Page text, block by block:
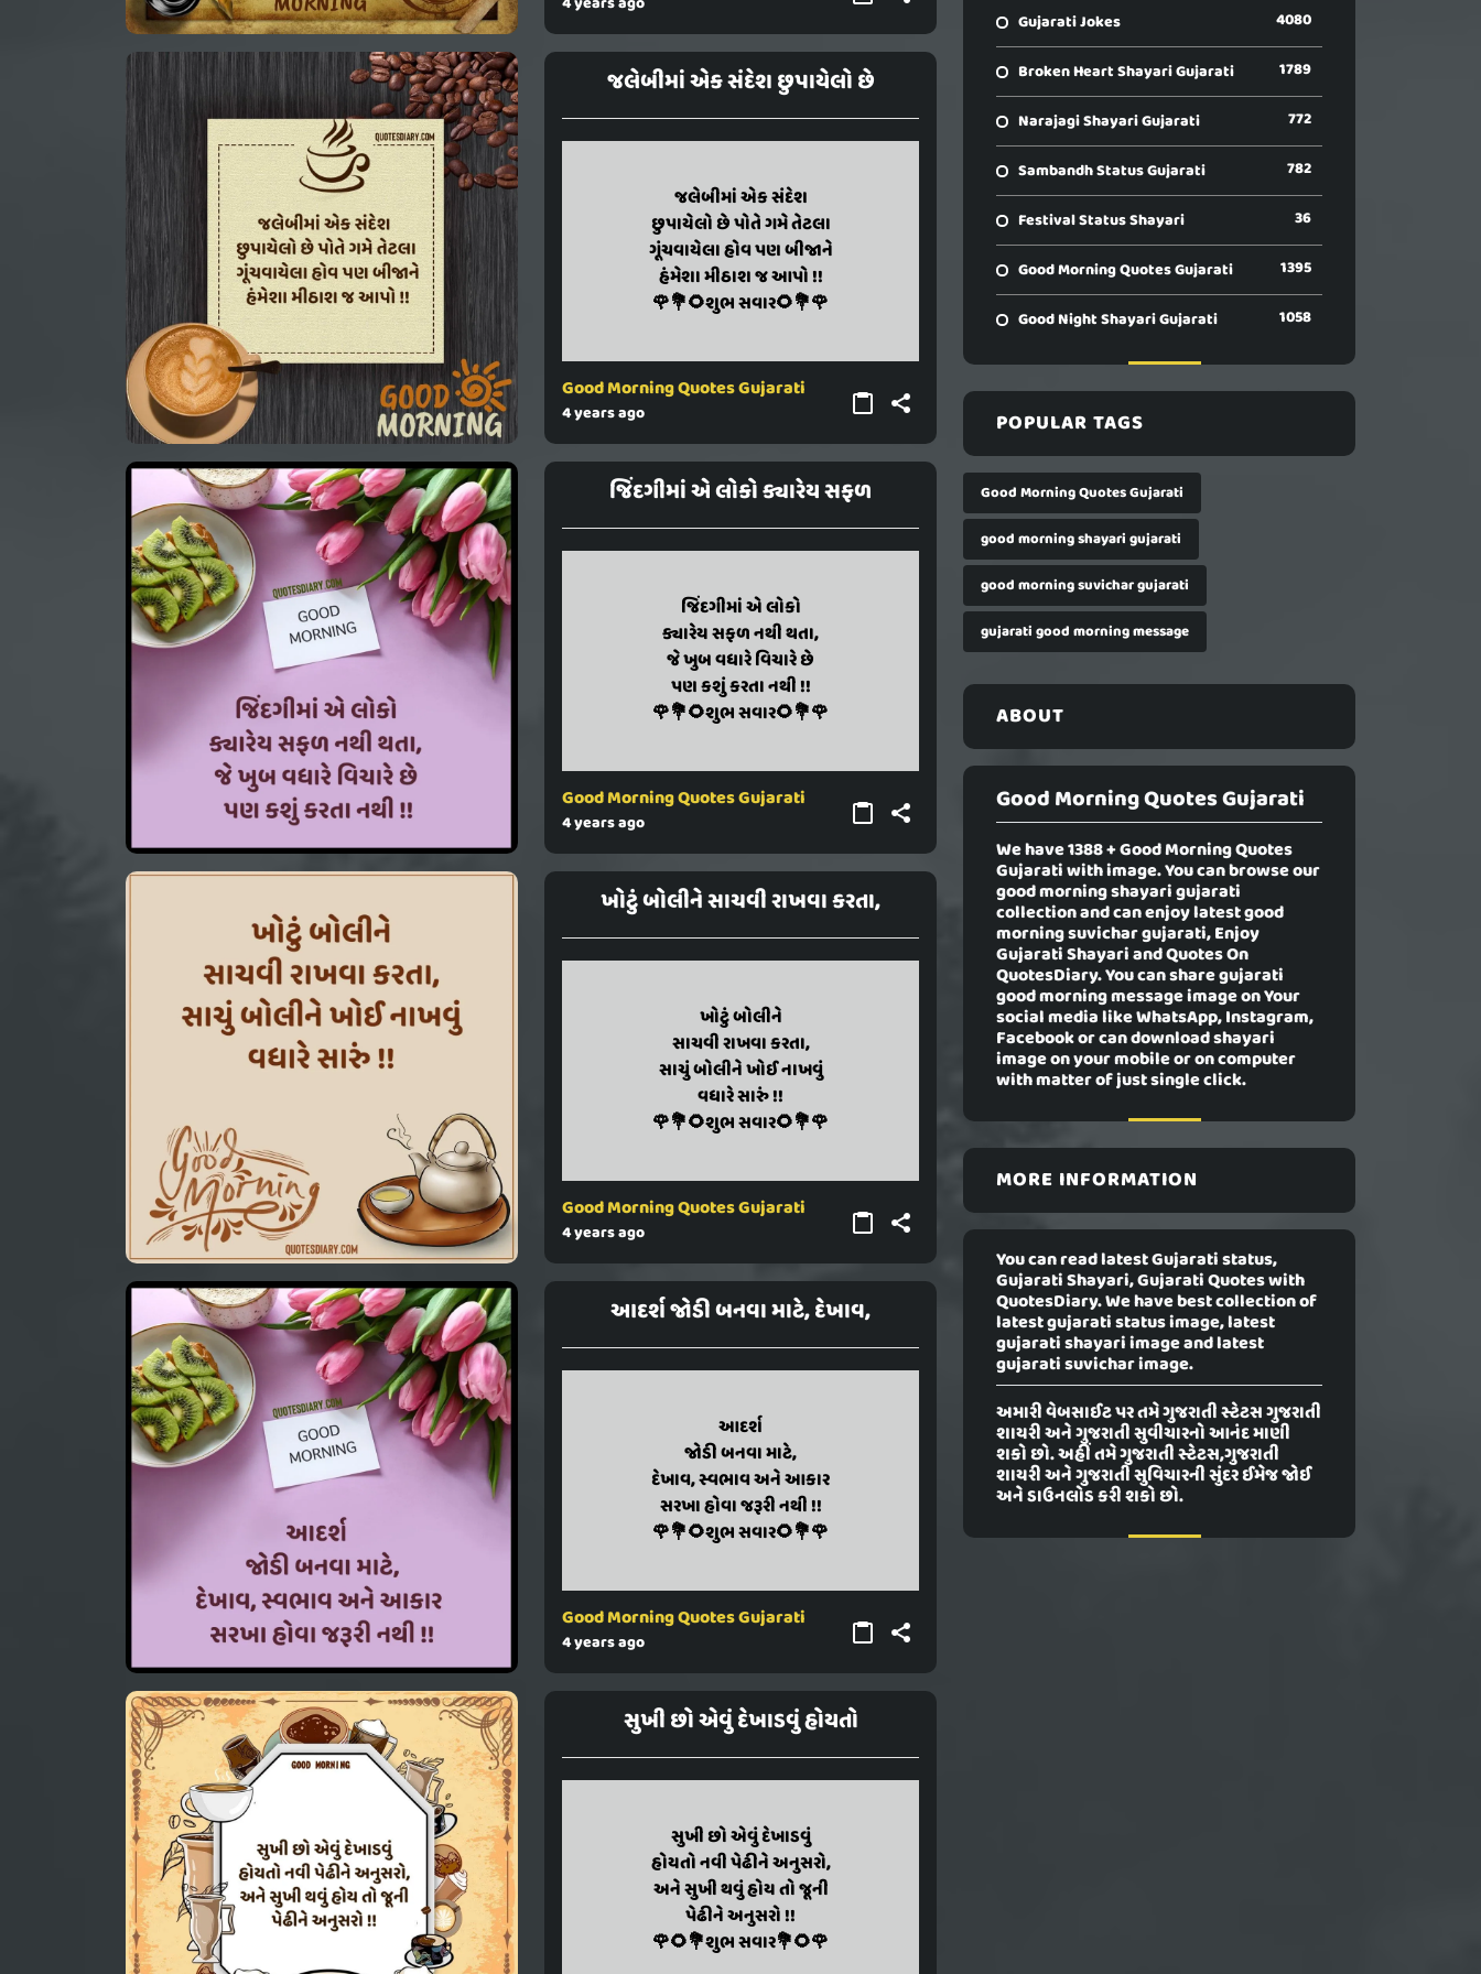
જલેબીમાં એક સંદેશ છુપાયેલો છે
જલેબીમાં એક સંદેશ
છુપાયેલો છે પોતે ગમે તેટલા
ગૂંચવાયેલા હોવ પણ બીજાને
હંમેશા મીઠાશ જ આપો !!
🌹💐🌻શુભ સવાર🌻💐🌹
jalebima ek sandesh
chhupayelo chhe pote game
tetala gunchavayela hov pan bijane
hamesha mithash j aapo !!
🌹💐🌻shubh savar🌻💐🌹
Good Morning Quotes Gujarati
4 years ago
જિંદગીમાં એ લોકો ક્યારેય સફળ
જિંદગીમાં એ લોકો
ક્યારેય સફળ નથી થતા,
જે ખુબ વધારે વિચારે છે
પણ કશું કરતા નથી !!
🌹💐🌻શુભ સવાર🌻💐🌹
jindagima e loko
kyarey safal nathi thata je khub
vadhare vichare chhe pan kashu
karata nathi !!
🌹💐🌻shubh savar🌻💐🌹
Good Morning Quotes Gujarati
4 years ago
ખોટું બોલીને સાચવી રાખવા કરતા,
ખોટું બોલીને
સાચવી રાખવા કરતા,
સાચું બોલીને ખોઈ નાખવું
વધારે સારું !!
🌹💐🌻શુભ સવાર🌻💐🌹
khotu boline
sachavi rakhava karata,
sachhu boline khoi nakhavu
vadhare saru !!
🌹💐🌻shubh savar🌻💐🌹
Good Morning Quotes Gujarati
4 years ago
આદર્શ જોડી બનવા માટે, દેખાવ,
આદર્શ
જોડી બનવા માટે,
દેખાવ, સ્વભાવ અને આકાર
સરખા હોવા જરૂરી નથી !!
🌹💐🌻શુભ સવાર🌻💐🌹
adarsh
jodi banav mate,
dekhav, svabhav ane aakar
sarakha hova jaruri nathi !!
🌹💐🌻shubh savar🌻💐🌹
Good Morning Quotes Gujarati
4 years ago
સુખી છો એવું દેખાડવું હોયતો
સુખી છો એવું દેખાડવું
હોયતો નવી પેઢીને અનુસરો,
અને સુખી થવું હોય તો જૂની
પેઢીને અનુસરો !!
🌹🌻💐શુભ સવાર💐🌻🌹
sukhi chho evu dekhadavu
hoyato navi pedhine anusaro,
ane sukhi thavu hoy to juni
pedhine anusaro !!
🌹🌻💐shubh savar💐🌻🌹
Gujarati Jokes 4080
Broken Heart Shayari Gujarati 1789
Narajagi Shayari Gujarati 772
Sambandh Status Gujarati 782
Festival Status Shayari 36
Good Morning Quotes Gujarati 1395
Good Night Shayari Gujarati 1058
POPULAR TAGS
Good Morning Quotes Gujarati
good morning shayari gujarati
good morning suvichar gujarati
gujarati good morning message
ABOUT
Good Morning Quotes Gujarati
We have 1388 +Good Morning Quotes
Gujaratiwith image. You can browse our
good morning shayari gujarati
collection and can enjoy latest good
morning suvichar gujarati, Enjoy
Gujarati Shayari and Quotes On
QuotesDiary. You can share gujarati
good morning message image on Your
social media like WhatsApp, Instagram,
Facebook or can download shayari
image on your mobile or on computer
with matter of just single click.
MORE INFORMATION
You can read latest Gujarati status,
Gujarati Shayari, Gujarati Quotes with
QuotesDiary. We have best collection of
latest gujarati status image, latest
gujarati shayari image and latest
gujarati suvichar image.
અમારી વેબસાઈટ પર તમે ગુજરાતી સ્ટેટસ ગુજરાતી
શાયરી અને ગુજરાતી સુવીચારનો આનંદ માણી
શકો છો. અહીં તમે ગુજરાતી સ્ટેટસ,ગુજરાતી
શાયરી અને ગુજરાતી સુવિચારની સુંદર ઈમેજ જોઈ
અને ડાઉનલોડ કરી શકો છો.